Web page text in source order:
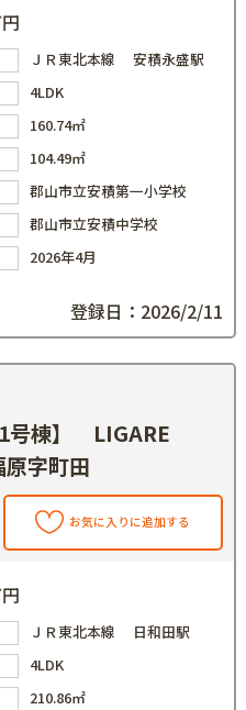
ＪＲ東北本線 安積永盛駅
4LDK
160.74㎡
104.49㎡
郡山市立安積第一小学校
郡山市立安積中学校
2026年4月
登録日：2026/2/11
号棟】 LIGARE
字町田
お気に入りに追加する
ＪＲ東北本線 日和田駅
4LDK
210.86㎡